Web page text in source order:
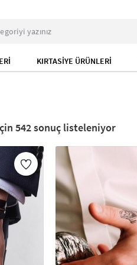
KIRTASİYE ÜRÜNLERİ
542sonuç listeleniyor